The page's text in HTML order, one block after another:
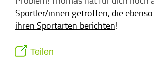
Sportler/innen getroffen, die
ihren Sportarten berichten!
Teilen